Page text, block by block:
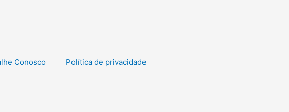
Conosco
Política de privacidade